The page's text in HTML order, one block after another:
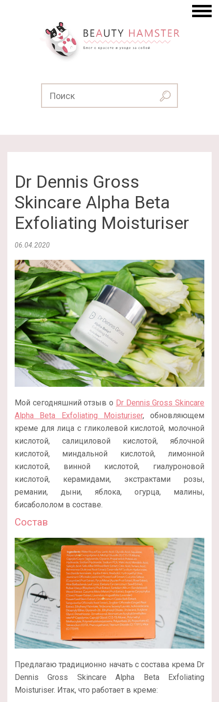
Dr Dennis Gross
Skincare Alpha Beta
Exfoliating Moisturiser
06.04.2020
Мой сегодняшний отзыв о Dr Dennis Gross Skincare
Alpha Beta Exfoliating Moisturiser, обновляющем
креме для лица с гликолевой кислотой, молочной
кислотой, салициловой кислотой, яблочной
кислотой, миндальной кислотой, лимонной
кислотой, винной кислотой, гиалуроновой
кислотой, керамидами, экстрактами розы,
ремании, дыни, яблока, огурца, малины,
бисабололом в составе.
Состав
Предлагаю традиционно начать с состава крема Dr
Dennis Gross Skincare Alpha Beta Exfoliating
Moisturiser. Итак, что работает в креме: